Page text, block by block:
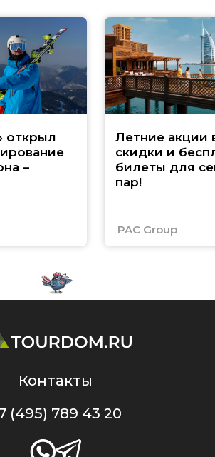
открыл
–
Летние акции
скидки и
билеты для
пар!
PAC Group
Контакты
(495) 789 43 20